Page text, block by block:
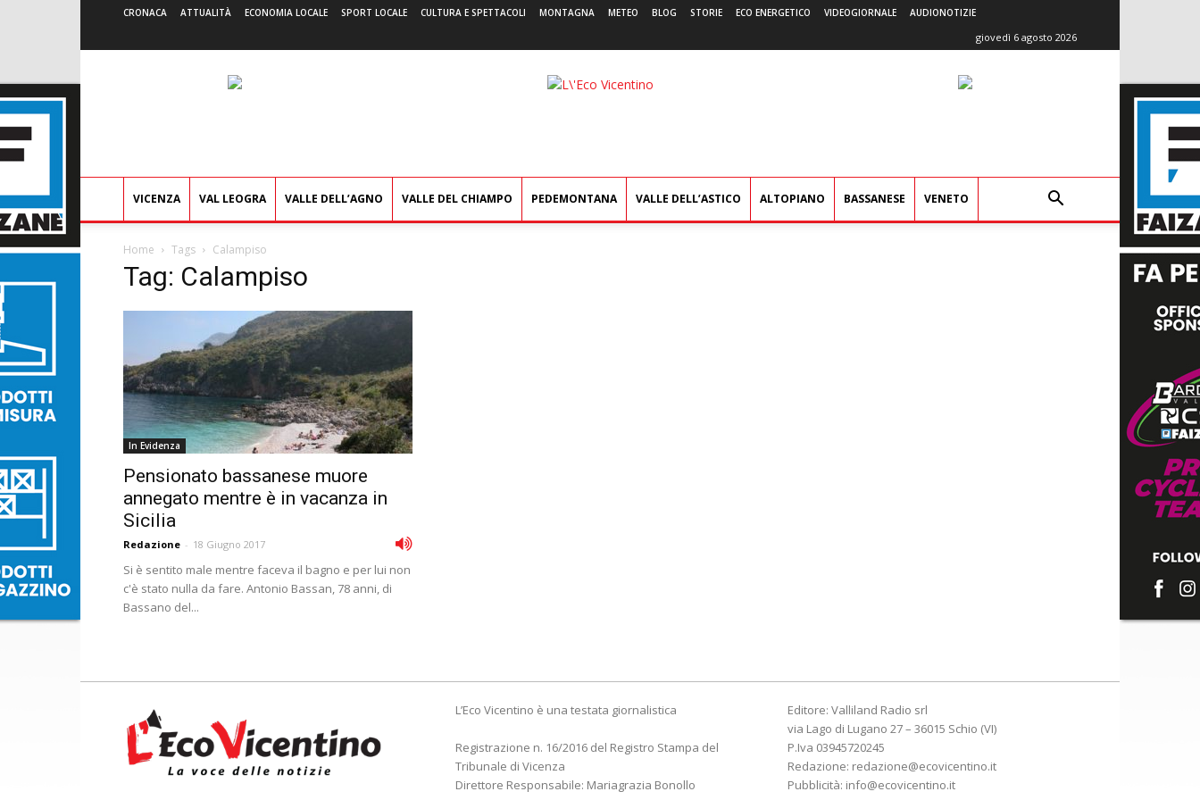
CRONACA ATTUALITÀ ECONOMIA LOCALE SPORT LOCALE CULTURA E SPETTACOLI MONTAGNA METEO BLOG STORIE ECO ENERGETICO VIDEOGIORNALE AUDIONOTIZIE
giovedì 6 agosto 2026
L'Eco
VICENZA VAL LEOGRA VALLE DELL’AGNO VALLE DEL CHIAMPO PEDEMONTANA VALLE DELL’ASTICO ALTOPIANO BASSANESE VENETO
Home Tags Calampiso
Tag: Calampiso
In Evidenza
Pensionato bassanese muore
annegato mentre è in vacanza in
Sicilia
Redazione - 18 Giugno 2017
Si è sentito male mentre faceva il bagno e per lui non
c'è stato nulla da fare. Antonio Bassan, 78 anni, di
Bassano del...
L’Eco Vicentino è una testata giornalistica
Registrazione n. 16/2016 del Registro Stampa del
Tribunale di Vicenza
Direttore Responsabile: Mariagrazia Bonollo
Editore: Valliland Radio srl
via Lago di Lugano 27 – 36015 Schio (VI)
P.Iva 03945720245
Redazione: redazione@ecovicentino.it
Pubblicità: info@ecovicentino.it